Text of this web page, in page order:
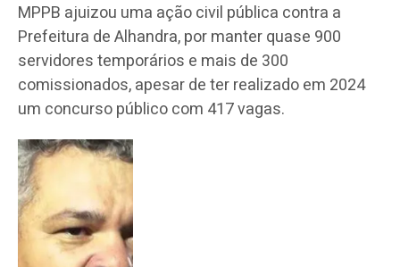
MPPB ajuizou uma ação civil pública contra a
Prefeitura de Alhandra, por manter quase 900
servidores temporários e mais de 300
comissionados, apesar de ter realizado em 2024
um concurso público com 417 vagas.